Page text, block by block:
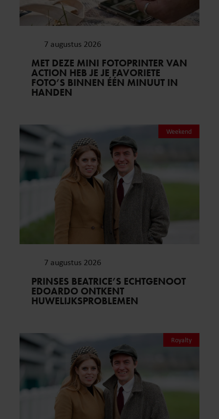
7 augustus 2026
MET DEZE MINI FOTOPRINTER VAN
ACTION HEB JE JE FAVORIETE
FOTO’S BINNEN ÉÉN MINUUT IN
HANDEN
Weekend
7 augustus 2026
PRINSES BEATRICE’S ECHTGENOOT
EDOARDO ONTKENT
HUWELIJKSPROBLEMEN
Royalty